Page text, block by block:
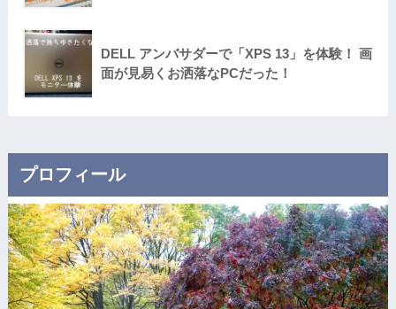
DELL アンバサダーで「XPS 13」を体験！ 画
面が見易くお洒落なPCだった！
プロフィール